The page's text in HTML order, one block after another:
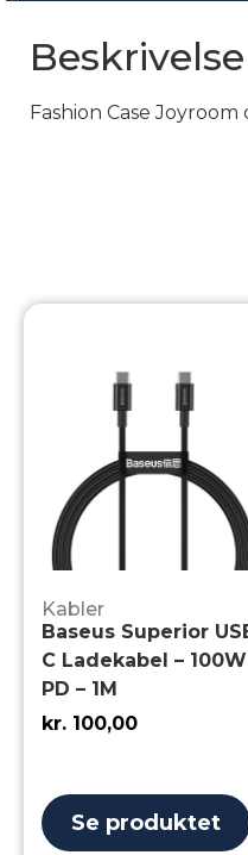
Beskrivelse
Fashion Case
Kabler
Baseus Superior
C Ladekabel – 100W
PD – 1M
kr.100,00
Se produktet